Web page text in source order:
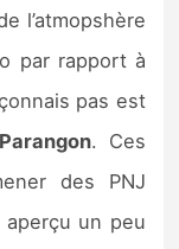
l’atmopshère
par rapport à
pas est
. Ces
des PNJ
un peu